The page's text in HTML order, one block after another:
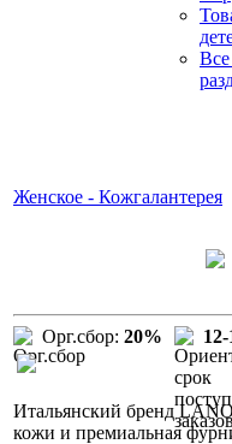
Все
Женское - Кожгалантерея
Орг.сбор: 20%
Итальянский бренд
кожи и премиальная